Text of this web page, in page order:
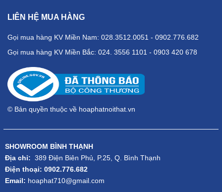
LIÊN HỆ MUA HÀNG
Gọi mua hàng KV Miền Nam: 028.3512.0051 - 0902.776.682
Gọi mua hàng KV Miền Bắc: 024. 3556 1101 - 0903 420 678
© Bản quyền thuộc về hoaphatnoithat.vn
SHOWROOM BÌNH THẠNH
Địa chỉ: 389 Điện Biên Phủ, P.25, Q. Bình Thạnh
Điện thoại: 0902.776.682
Email: hoaphat710@gmail.com